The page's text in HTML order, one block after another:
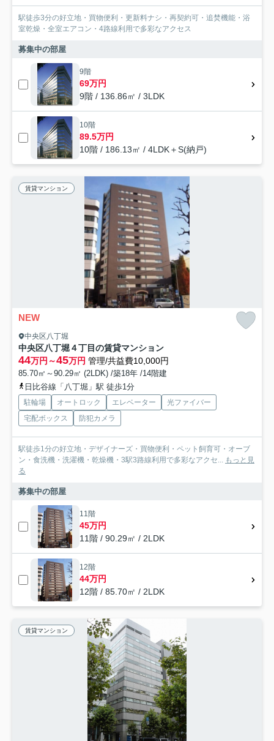
駅徒歩3分の好立地・買物便利・更新料ナシ・再契約可・追焚機能・浴
室乾燥・全室エアコン・4路線利用で多彩なアクセス
募集中の部屋
9階
69万円
9階 / 136.86㎡ / 3LDK
10階
89.5万円
10階 / 186.13㎡ / 4LDK＋S(納戸)
賃貸マンション
NEW
中央区八丁堀
中央区八丁堀４丁目の賃貸マンション
44万円～45万円 管理/共益費10,000円
85.70㎡～90.29㎡ (2LDK) /築18年 /14階建
日比谷線「八丁堀」駅 徒歩1分
駐輪場 オートロック エレベーター
光ファイバー
宅配ボックス
防犯カメラ
駅徒歩1分の好立地・デザイナーズ・買物便利・ペット飼育可・オーブ
ン・食洗機・洗濯機・乾燥機・3駅3路線利用で多彩なアクセ... もっと見
る
募集中の部屋
11階
45万円
11階 / 90.29㎡ / 2LDK
12階
44万円
12階 / 85.70㎡ / 2LDK
賃貸マンション